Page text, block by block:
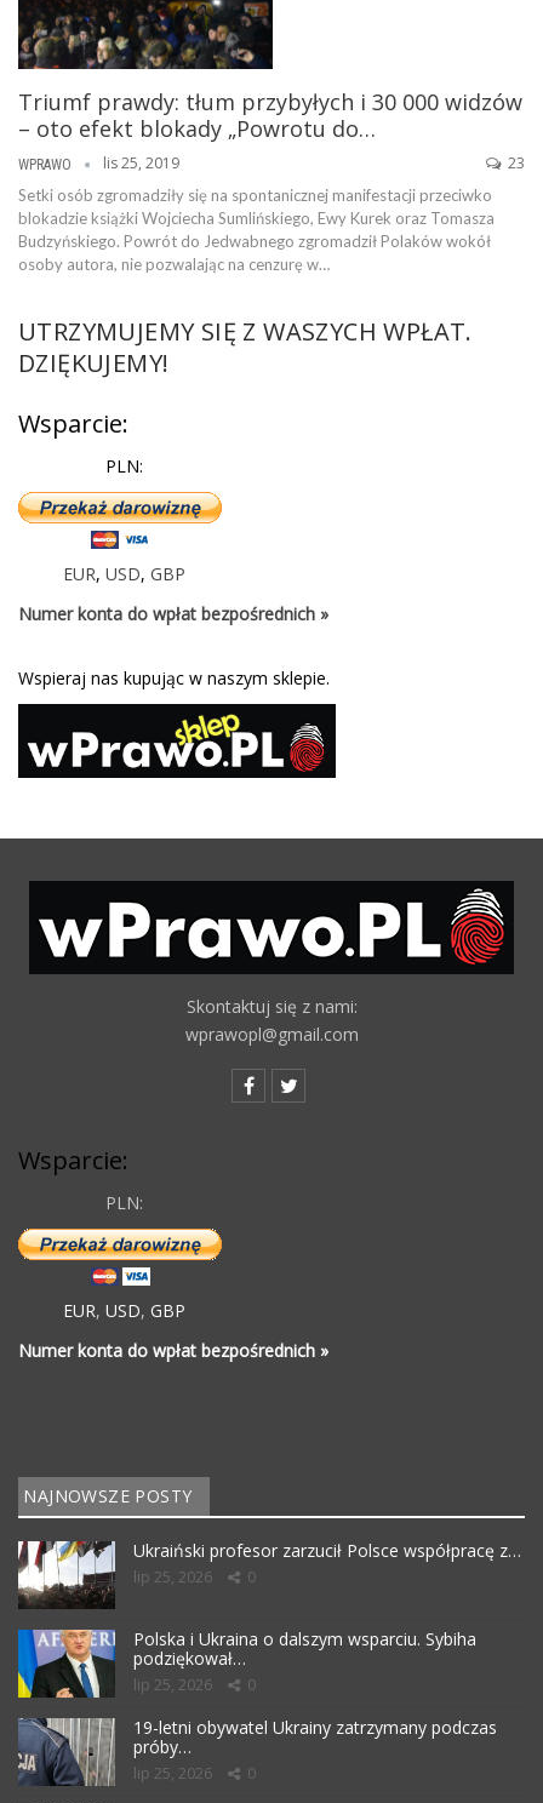
Triumf prawdy: tłum przybyłych i 30 000 widzów
– oto efekt blokady „Powrotu do…
WPRAWO lis 25, 2019 23
Setki osób zgromadziły się na spontanicznej manifestacji przeciwko
blokadzie książki Wojciecha Sumlińskiego, Ewy Kurek oraz Tomasza
Budzyńskiego. Powrót do Jedwabnego zgromadził Polaków wokół
osoby autora, nie pozwalając na cenzurę w…
UTRZYMUJEMY SIĘ Z WASZYCH WPŁAT.
DZIĘKUJEMY!
Wsparcie:
PLN:
EUR, USD, GBP
Numer konta do wpłat bezpośrednich »
Wspieraj nas kupując w naszym sklepie.
Skontaktuj się z nami:
wprawopl@gmail.com
Wsparcie:
PLN:
EUR, USD, GBP
Numer konta do wpłat bezpośrednich »
NAJNOWSZE POSTY
Ukraiński profesor zarzucił Polsce współpracę z…
lip 25, 2026 0
Polska i Ukraina o dalszym wsparciu. Sybiha
podziękował…
lip 25, 2026 0
19-letni obywatel Ukrainy zatrzymany podczas
próby…
lip 25, 2026 0